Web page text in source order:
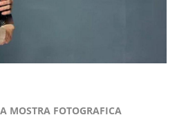
MOSTRA FOTOGRAFICA